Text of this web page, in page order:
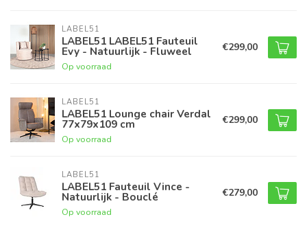
LABEL51
LABEL51 LABEL51 Fauteuil
Evy - Natuurlijk - Fluweel
Op voorraad
€299,00
LABEL51
LABEL51 Lounge chair Verdal
77x79x109 cm
Op voorraad
€299,00
LABEL51
LABEL51 Fauteuil Vince -
Natuurlijk - Bouclé
Op voorraad
€279,00